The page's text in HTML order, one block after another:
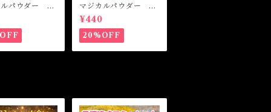
ルパウダー プ
PROTECTIO
ENVY
マジカルパウダー ハ
ッピーマリッジ Mag
ical Powder Happy
Marriage
¥440
20%OFF